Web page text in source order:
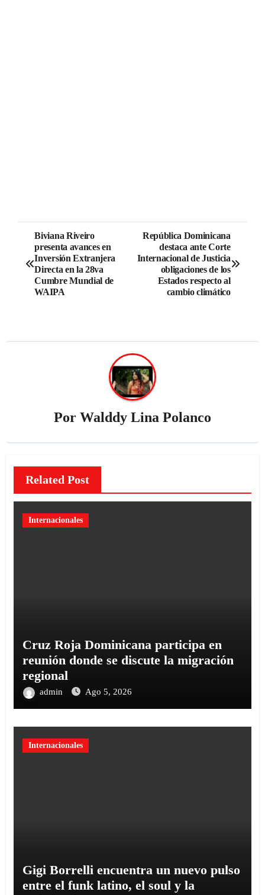
Biviana Riveiro
presenta avances en
Inversión Extranjera
Directa en la 28va
Cumbre Mundial de
WAIPA
República Dominicana
destaca ante Corte
Internacional de Justicia
obligaciones de los
Estados respecto al
cambio climático
Por Walddy Lina Polanco
Related Post
Internacionales
Cruz Roja Dominicana participa en
reunión donde se discute la migración
regional
admin Ago 5, 2026
Internacionales
Gigi Borrelli encuentra un nuevo pulso
entre el funk latino, el soul y la